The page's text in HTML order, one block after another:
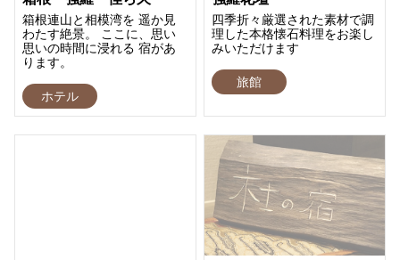
箱根連山と相模湾を 遥か見
わたす絶景。 ここに、思い
思いの時間に浸れる 宿があ
ります。
ホテル
四季折々厳選された素材で調
理した本格懐石料理をお楽し
みいただけます
旅館